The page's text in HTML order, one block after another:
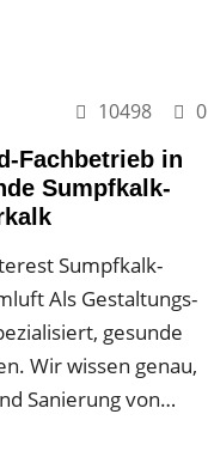
10498
0
Fachbetrieb in
Sumpfkalk-
Sumpfkalk-
Als Gestaltungs-
gesunde
Wir wissen genau,
Sanierung von…